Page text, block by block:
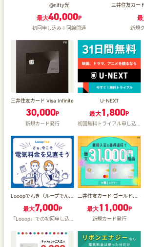
@nifty光
最大40,000P
初回申し込み＋回線開通 新規
三井住友カード Visa Infinite
30,000P
新規カード発行
U-NEXT
最大1,800P
Looopでんき（ループでんき）
最大7,000P
「Looop」での初回申し込み＋90日以内の供給開始
三井住友カード ゴールド（NL）オーロラデザイン
最大11,000P
新規カード発行